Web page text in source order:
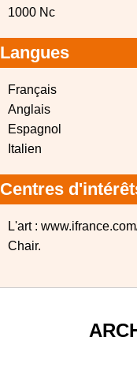
1000 Nc
Langues
Français
Anglais
Espagnol
Italien
Centres
L'art :
Chair.